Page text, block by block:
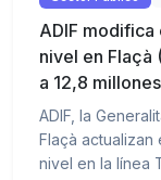
ADIF modifica
nivel en Flaçà
a 12,8 millones
ADIF, la
Flaçà actualizan
nivel en la línea